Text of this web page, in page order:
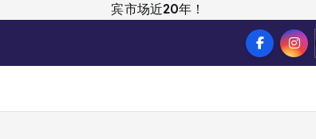
宾市场近20年！